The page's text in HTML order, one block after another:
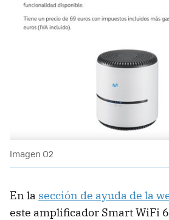
Imagen O2
En la sección de ayuda de la
este amplificador Smart WiFi